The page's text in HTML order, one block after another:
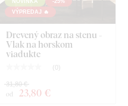
NOVINKA
-25%
VÝPREDAJ 🔥
Drevený obraz na stenu -
Vlak na horskom
viadukte
( 0)
od 23,80 €
31,80 €